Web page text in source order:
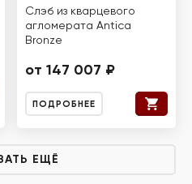
Слэб из кварцевого
агломерата Antica
Bronze
от 147 007 ₽
ПОДРОБНЕЕ
ЕЩЁ